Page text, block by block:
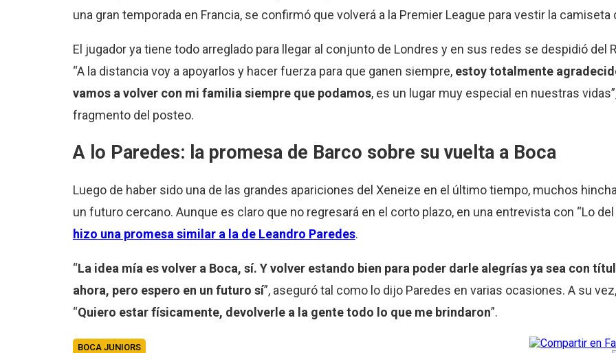
una gran temporada en Francia, se confirmó que volverá a la Premier League para vestir la camiseta
El jugador ya tiene todo arreglado para llegar al conjunto de Londres y en sus redes se despidió del
“A la distancia voy a apoyarlos y hacer fuerza para que ganen siempre, estoy totalmente
vamos a volver con mi familia siempre que podamos, es un lugar muy especial en nuestras
fragmento del posteo.
A lo Paredes: la promesa de Barco sobre su vuelta a Boca
Luego de haber sido una de las grandes apariciones del Xeneize en el último tiempo, muchos
un futuro cercano. Aunque es claro que no regresará en el corto plazo, en una entrevista con “Lo del
hizo una promesa similar a la de Leandro Paredes.
“La idea mía es volver a Boca, sí. Y volver estando bien para poder darle alegrías ya sea con
ahora, pero espero en un futuro sí”, aseguró tal como lo dijo Paredes en varias ocasiones. A su
“Quiero estar físicamente, devolverle a la gente todo lo que me brindaron”.
BOCA JUNIORS